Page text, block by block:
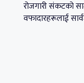
रोजगारी संकटको
वफादारहरूलाई